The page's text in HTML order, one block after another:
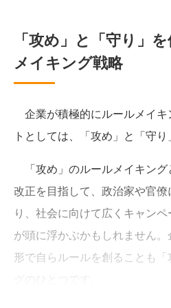
「攻め」と「守り」
メイキング戦略
企業が積極的にルールメイキ
トとしては、「攻め」と「守り
「攻め」のルールメイキン
改正を目指して、政治家や官
り、社会に向けて広くキャン
が頭に浮かぶかもしれません
形で自らルールを創ることも